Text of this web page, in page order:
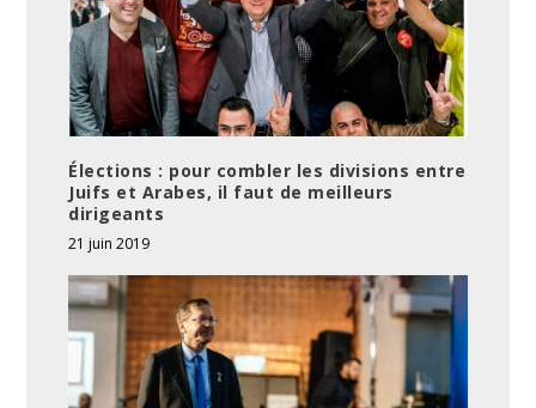
Élections : pour combler les divisions entre
Juifs et Arabes, il faut de meilleurs
dirigeants
21 juin 2019